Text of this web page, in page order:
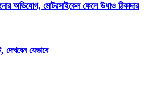
অভিযোগ, মোটরসাইকেল ফেলে উধাও ঠিকাদার
যেভাবে